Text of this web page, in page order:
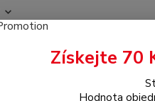
Získejte 70
Hodnota